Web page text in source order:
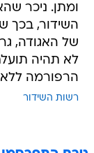
ומתן. ניכר
השידור, בכך
של האגודה,
לא תהיה
הרפורמה
רשות השידור